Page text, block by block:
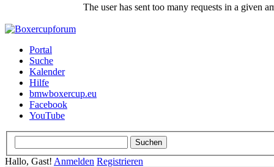
Portal
Suche
Kalender
Hilfe
bmwboxercup.eu
Facebook
YouTube
Hallo, Gast! Anmelden Registrieren